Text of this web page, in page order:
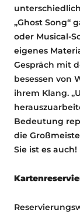
„Ghost Song“
oder Musical-
eigenes
Gespräch mit
besessen von
ihrem Klang.
Bedeutung
die
Sie ist es auch!